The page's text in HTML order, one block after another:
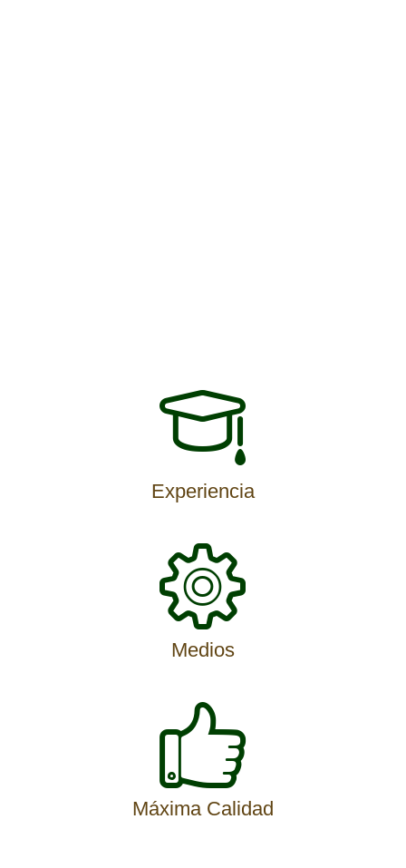
Experiencia
Medios
Máxima Calidad